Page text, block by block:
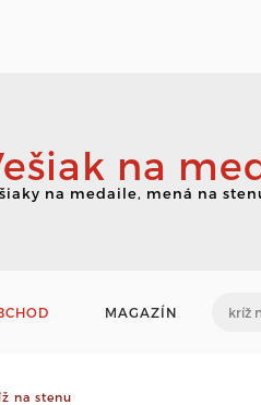
na
na medaile, mená na
MAGAZÍN
na stenu